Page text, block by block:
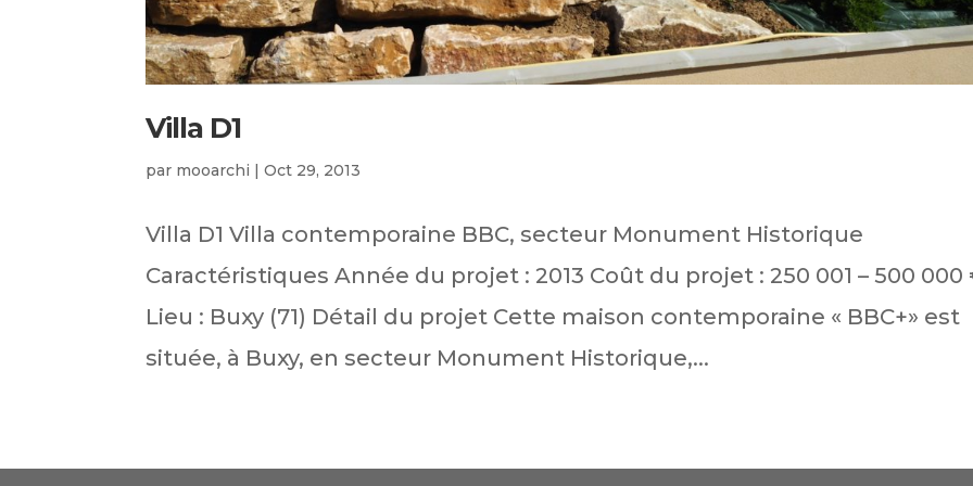
Villa D1
par mooarchi |Oct 29, 2013
Villa D1 Villa contemporaine BBC, secteur Monument Historique
Caractéristiques Année du projet : 2013 Coût du projet : 250 001 – 500 000
Lieu : Buxy (71) Détail du projet Cette maison contemporaine « BBC+» est
située, à Buxy, en secteur Monument Historique,...